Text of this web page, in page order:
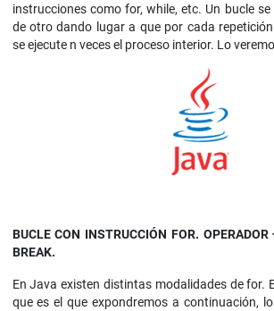
instrucciones como for, while, etc. Un bucle
de otro dando lugar a que por cada
se ejecute n veces el proceso interior. Lo
BUCLE CON INSTRUCCIÓN FOR.
BREAK.
En Java existen distintas modalidades de for.
que es el que expondremos a continuación,